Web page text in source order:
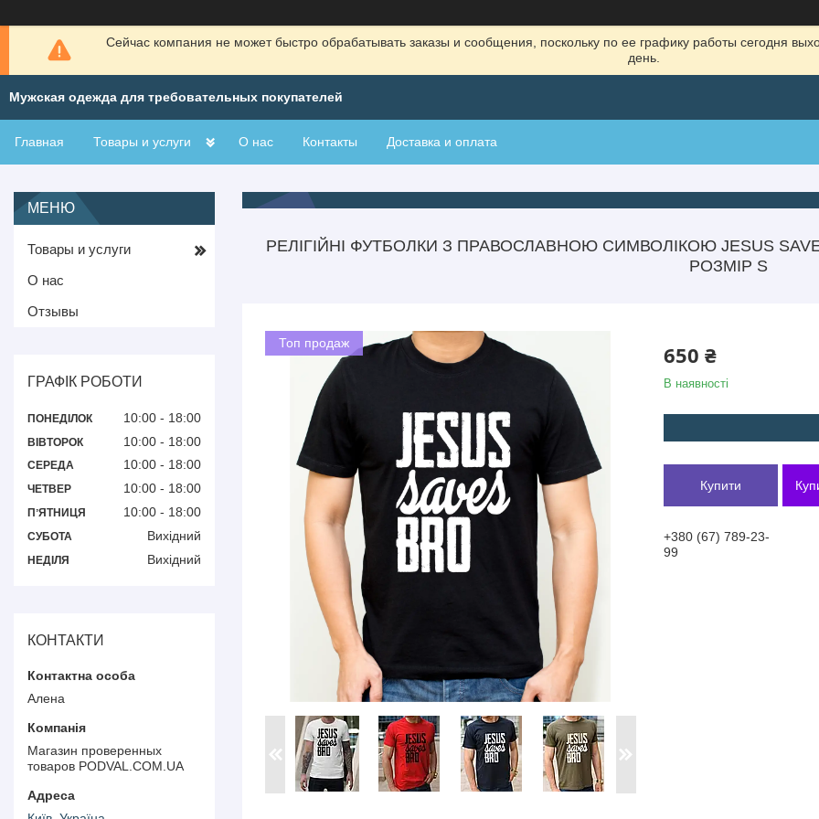
Сейчас компания не может быстро обрабатывать заказы и сообщения, поскольку по ее графику работы сегодня
день.
Мужская одежда для требовательных покупателей
Главная Товары и услуги О нас Контакты Доставка и оплата
РЕЛІГІЙНІ ФУТБОЛКИ З ПРАВОСЛАВНОЮ СИМВОЛІКОЮ JESUS
РОЗМІР S
Топ продаж 650 ₴
В наявності
Купити
+380 (67) 789-23-
99
Товары и услуги
О нас
Отзывы
ГРАФІК РОБОТИ
ПОНЕДІЛОК 10:00 18:00
ВІВТОРОК 10:00 18:00
СЕРЕДА 10:00 18:00
ЧЕТВЕР 10:00 18:00
ПʼЯТНИЦЯ 10:00 18:00
СУБОТА Вихідний
НЕДІЛЯ Вихідний
КОНТАКТИ
Алена
Магазин проверенных
товаров PODVAL.СOM.UA